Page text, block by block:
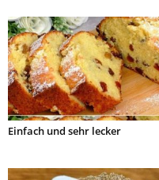
Einfach und sehr lecker